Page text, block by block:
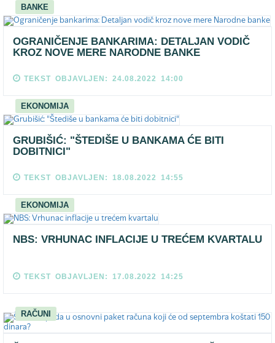
BANKE
OGRANIČENJE BANKARIMA: DETALJAN VODIČ
KROZ NOVE MERE NARODNE BANKE
TEKST OBJAVLJEN: 24.08.2022 14:00
EKONOMIJA
GRUBIŠIĆ: "ŠTEDIŠE U BANKAMA ĆE BITI
DOBITNICI"
TEKST OBJAVLJEN: 18.08.2022 14:55
EKONOMIJA
NBS: VRHUNAC INFLACIJE U TREĆEM KVARTALU
TEKST OBJAVLJEN: 17.08.2022 14:25
RAČUNI